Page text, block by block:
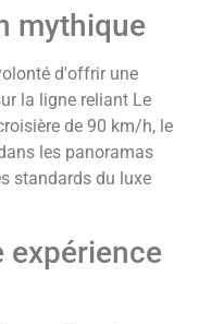
mythique
d'offrir une
la ligne reliant Le
de 90 km/h, le
les panoramas
standards du luxe
expérience